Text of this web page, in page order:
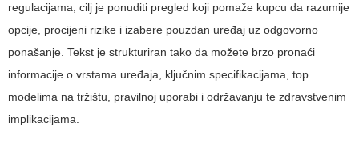
regulacijama, cilj je ponuditi pregled koji pomaže kupcu da razumije
opcije, procijeni rizike i izabere pouzdan uređaj uz odgovorno
ponašanje. Tekst je strukturiran tako da možete brzo pronaći
informacije o vrstama uređaja, ključnim specifikacijama, top
modelima na tržištu, pravilnoj uporabi i održavanju te zdravstvenim
implikacijama.